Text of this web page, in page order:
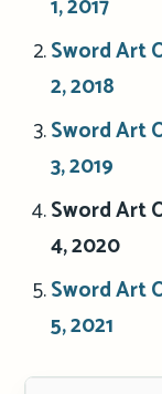
1, 2017
Sword Art
2, 2018
Sword Art
3, 2019
Sword Art
4, 2020
Sword Art
5, 2021